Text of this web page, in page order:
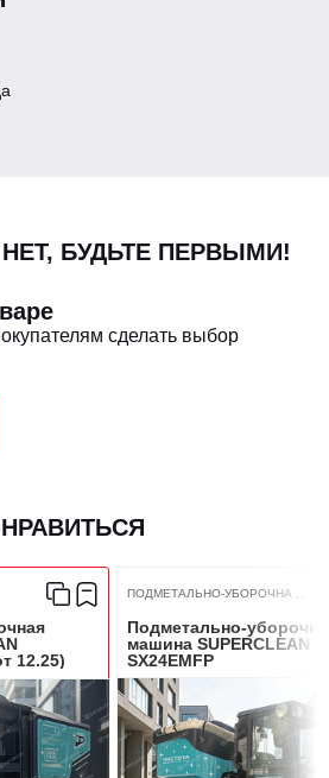
км/ч
В / Ач
790
л
300
БУДЬТЕ ПЕРВЫМИ!
сделать выбор
12.25)
ПОДМЕТАЛЬНО-УБОРОЧНА ...
Подметально-
машина SUPERCLEAN
SX24EMFP